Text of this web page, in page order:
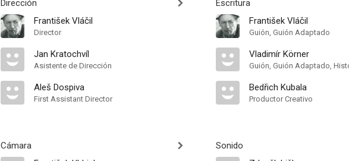
Dirección
František Vláčil
Director
Jan Kratochvíl
Asistente de Dirección
Aleš Dospiva
First Assistant Director
Cámara
Escritura
František Vláčil
Guión, Guión Adaptado
Vladimír Körner
Guión, Guión Adaptado,
Bedřich Kubala
Productor Creativo
Sonido